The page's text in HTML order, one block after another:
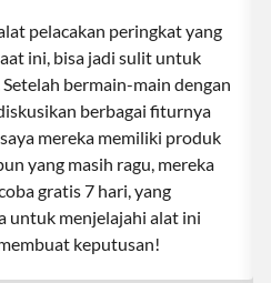
pelacakan peringkat yang
ini, bisa jadi sulit untuk
bermain-main dengan
berbagai fiturnya
mereka memiliki produk
yang masih ragu, mereka
gratis 7 hari, yang
untuk menjelajahi alat ini
keputusan!